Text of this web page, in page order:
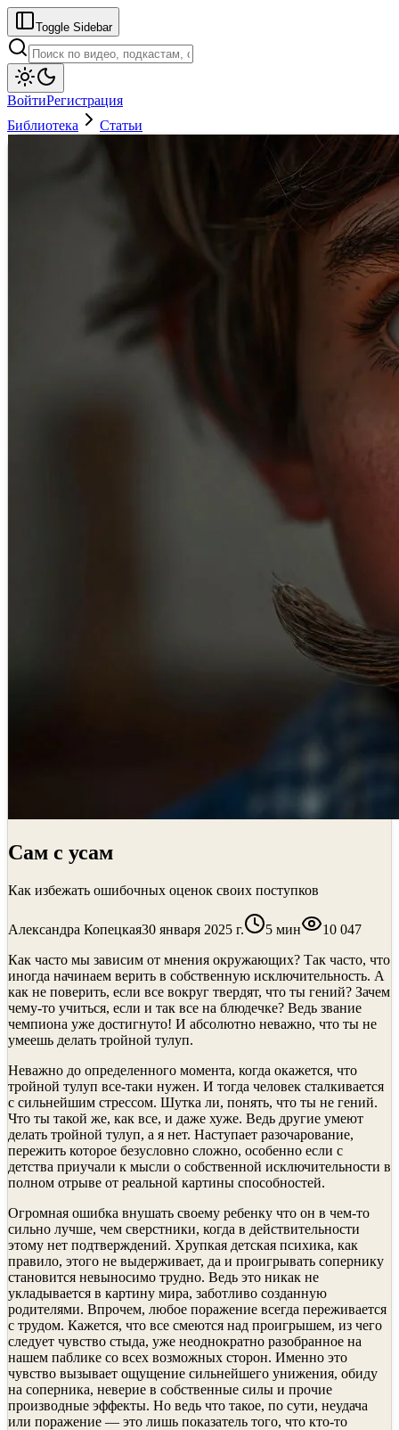
Toggle Sidebar
ВойтиРегистрация
Библиотека
Статьи
Сам с усам
Как избежать ошибочных оценок своих поступков
Александра Копецкая30 января 2025 г. 5 мин
10 047
Как часто мы зависим от мнения окружающих? Так часто, что
иногда начинаем верить в собственную исключительность. А
как не поверить, если все вокруг твердят, что ты гений? Зачем
чему-то учиться, если и так все на блюдечке? Ведь звание
чемпиона уже достигнуто! И абсолютно неважно, что ты не
умеешь делать тройной тулуп.
Неважно до определенного момента, когда окажется, что
тройной тулуп все-таки нужен. И тогда человек сталкивается
с сильнейшим стрессом. Шутка ли, понять, что ты не гений.
Что ты такой же, как все, и даже хуже. Ведь другие умеют
делать тройной тулуп, а я нет. Наступает разочарование,
пережить которое безусловно сложно, особенно если с
детства приучали к мысли о собственной исключительности в
полном отрыве от реальной картины способностей.
Огромная ошибка внушать своему ребенку что он в чем-то
сильно лучше, чем сверстники, когда в действительности
этому нет подтверждений. Хрупкая детская психика, как
правило, этого не выдерживает, да и проигрывать сопернику
становится невыносимо трудно. Ведь это никак не
укладывается в картину мира, заботливо созданную
родителями. Впрочем, любое поражение всегда переживается
с трудом. Кажется, что все смеются над проигрышем, из чего
следует чувство стыда, уже неоднократно разобранное на
нашем паблике со всех возможных сторон. Именно это
чувство вызывает ощущение сильнейшего унижения, обиду
на соперника, неверие в собственные силы и прочие
производные эффекты. Но ведь что такое, по сути, неудача
или поражение — это лишь показатель того, что кто-то